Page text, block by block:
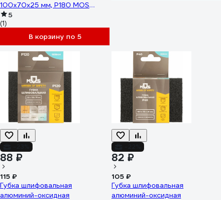
100x70x25 мм, Р180 MOS
38394М
5
(1)
В корзину по 5
88 ₽
115 ₽
Губка шлифовальная
алюминий-оксидная
82 ₽
105 ₽
Губка шлифовальная
алюминий-оксидная